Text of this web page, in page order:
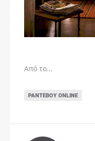
Από το…
ΡΑΝΤΕΒΟΎ ONLINE